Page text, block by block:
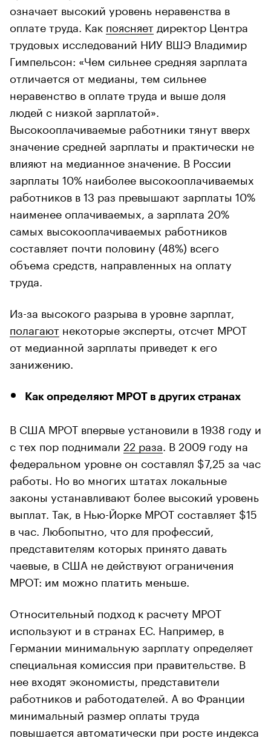
означает высокий уровень неравенства в
оплате труда. Как поясняет директор Центра
трудовых исследований НИУ ВШЭ Владимир
Гимпельсон: «Чем сильнее средняя зарплата
отличается от медианы, тем сильнее
неравенство в оплате труда и выше доля
людей с низкой зарплатой».
Высокооплачиваемые работники тянут вверх
значение средней зарплаты и практически не
влияют на медианное значение. В России
зарплаты 10% наиболее высокооплачиваемых
работников в 13 раз превышают зарплаты 10%
наименее оплачиваемых, а зарплата 20%
самых высокооплачиваемых работников
составляет почти половину (48%) всего
объема средств, направленных на оплату
труда.
Из-за высокого разрыва в уровне зарплат,
полагают некоторые эксперты, отсчет МРОТ
от медианной зарплаты приведет к его
занижению.
Как определяют МРОТ в других странах
В США МРОТ впервые установили в 1938 году и
с тех пор поднимали 22 раза . В 2009 году на
федеральном уровне он составлял $7,25 за час
работы. Но во многих штатах локальные
законы устанавливают более высокий уровень
выплат. Так, в Нью-Йорке МРОТ составляет $15
в час. Любопытно, что для профессий,
представителям которых принято давать
чаевые, в США не действуют ограничения
МРОТ: им можно платить меньше.
Относительный подход к расчету МРОТ
используют и в странах ЕС. Например, в
Германии минимальную зарплату определяет
специальная комиссия при правительстве. В
нее входят экономисты, представители
работников и работодателей. А во Франции
минимальный размер оплаты труда
повышается автоматически при росте индекса